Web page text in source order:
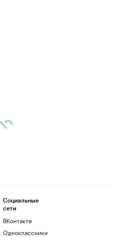
Социальные
сети
ВКонтакте
Одноклассники